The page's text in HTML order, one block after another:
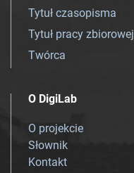
Tytuł czasopisma
Tytuł pracy zbiorowej
Twórca
O DigiLab
O projekcie
Słownik
Kontakt